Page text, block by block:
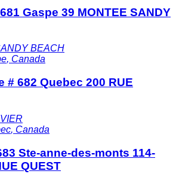
Gaspe 39 MONTEE SANDY
BEACH
, Canada
# 682 Quebec 200 RUE
, Canada
Ste-anne-des-monts 114-
QUEST